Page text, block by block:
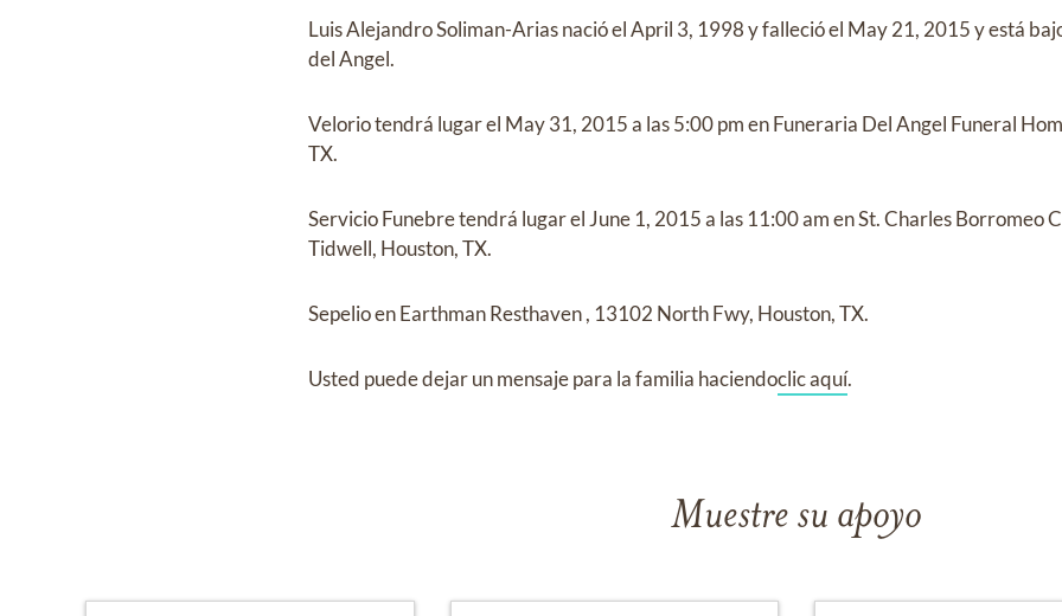
Luis Alejandro Soliman-Ariasnació elApril 3, 1998yfalleció el May 21, 2015yestá
del Angel.
Veloriotendrá lugar el May 31, 2015a las5:00 pmenFuneraria Del Angel Funeral
TX.
Servicio Funebretendrá lugar el June 1, 2015a las 11:00 amenSt. Charles Borromeo
Tidwell, Houston, TX.
SepelioenEarthman Resthaven, 13102 North Fwy, Houston, TX.
Usted puede dejar un mensaje para la familia haciendoclic aquí.
Muestre su apoyo